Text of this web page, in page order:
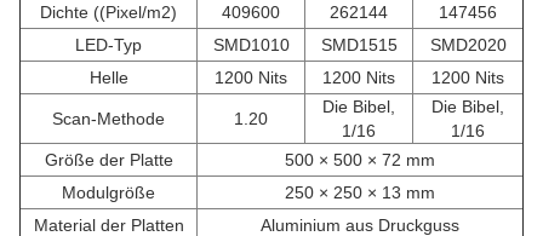
Dichte ((Pixel/m2)
409600 262144
147456
LED-Typ
SMD1010 SMD1515
SMD2020
Helle
1200 Nits 1200 Nits 1200 Nits
Scan-Methode 1.20
Die Bibel,
1/16
Die Bibel,
1/16
Größe der Platte
500 × 500 × 72 mm
Modulgröße
250 × 250 × 13 mm
Material der Platten
Aluminium aus Druckguss